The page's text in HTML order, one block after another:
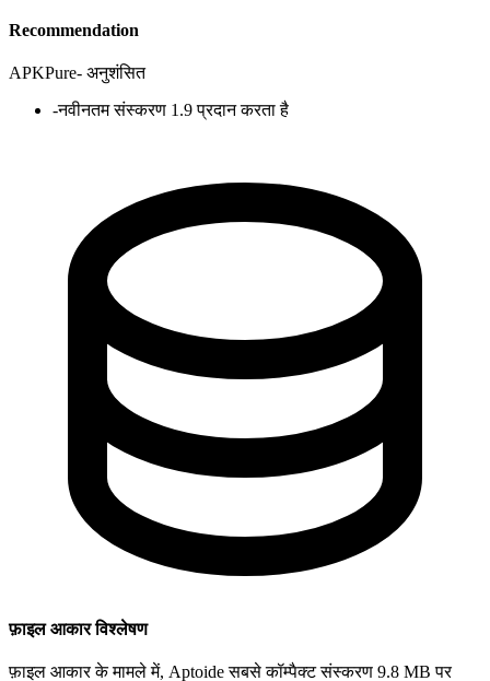
Recommendation
APKPure- अनुशंसित
-नवीनतम संस्करण 1.9 प्रदान करता है
फ़ाइल आकार विश्लेषण
फ़ाइल आकार के मामले में, Aptoide सबसे कॉम्पैक्ट संस्करण 9.8 MB पर